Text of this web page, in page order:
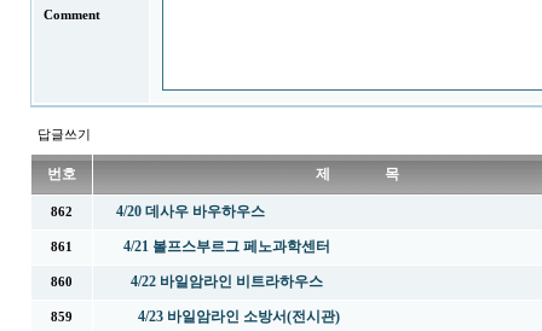
Comment
답글쓰기
번호 제 목
862 4/20 데사우 바우하우스
861 4/21 볼프스부르그 페노과학센터
860 4/22 바일암라인 비트라하우스
859 4/23 바일암라인 소방서(전시관)